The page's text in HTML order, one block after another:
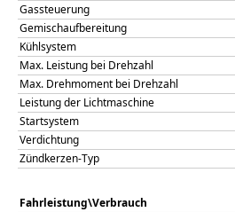
Gassteuerung
Gemischaufbereitung
Kühlsystem
Max. Leistung bei Drehzahl
Max. Drehmoment bei Drehzahl
Leistung der Lichtmaschine
Startsystem
Verdichtung
Zündkerzen-Typ
Fahrleistung\Verbrauch